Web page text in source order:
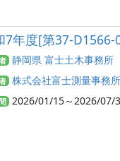
7年度[第37-
静岡県 富士土木事務所
株式会社富士測量事務所
2026/01/15～2026/07/